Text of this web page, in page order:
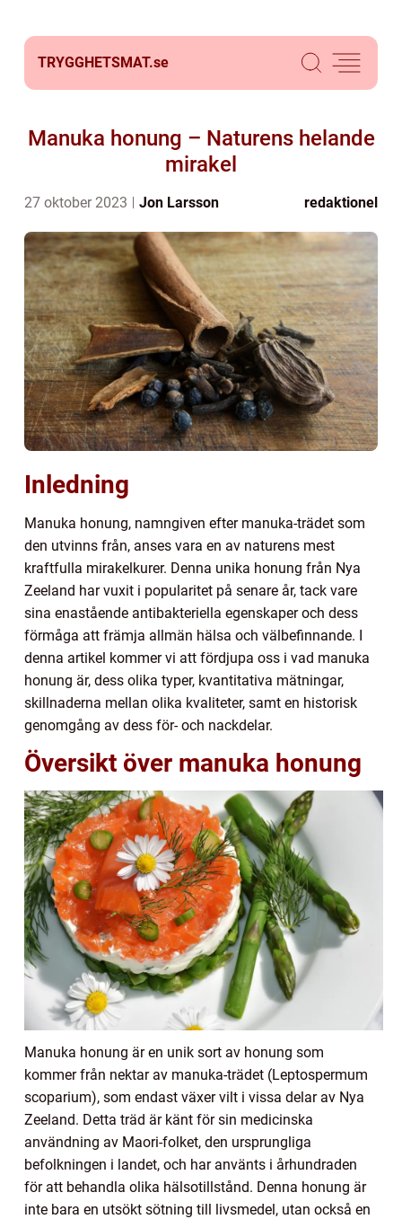
TRYGGHETSMAT.se
Manuka honung – Naturens helande
mirakel
27 oktober 2023 Jon Larsson redaktionel
Inledning
Manuka honung, namngiven efter manuka-trädet som
den utvinns från, anses vara en av naturens mest
kraftfulla mirakelkurer. Denna unika honung från Nya
Zeeland har vuxit i popularitet på senare år, tack vare
sina enastående antibakteriella egenskaper och dess
förmåga att främja allmän hälsa och välbefinnande. I
denna artikel kommer vi att fördjupa oss i vad manuka
honung är, dess olika typer, kvantitativa mätningar,
skillnaderna mellan olika kvaliteter, samt en historisk
genomgång av dess för- och nackdelar.
Översikt över manuka honung
Manuka honung är en unik sort av honung som
kommer från nektar av manuka-trädet (Leptospermum
scoparium), som endast växer vilt i vissa delar av Nya
Zeeland. Detta träd är känt för sin medicinska
användning av Maori-folket, den ursprungliga
befolkningen i landet, och har använts i århundraden
för att behandla olika hälsotillstånd. Denna honung är
inte bara en utsökt sötning till livsmedel, utan också en